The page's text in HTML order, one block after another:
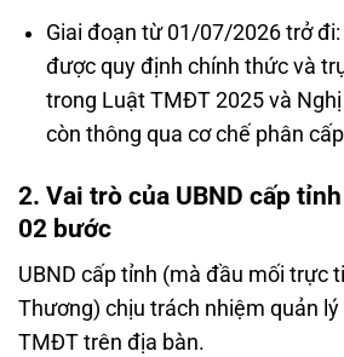
Giai đoạn từ 01/07/2026 trở
được quy định chính thức và
trong Luật TMĐT 2025 và
còn thông qua cơ chế phân
2. Vai trò của UBND cấp
02 bước
UBND cấp tỉnh (mà đầu mối trực
Thương) chịu trách nhiệm quản lý
TMĐT trên địa bàn.